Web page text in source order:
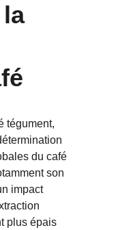
tégument,
du café
son
impact
plus épais